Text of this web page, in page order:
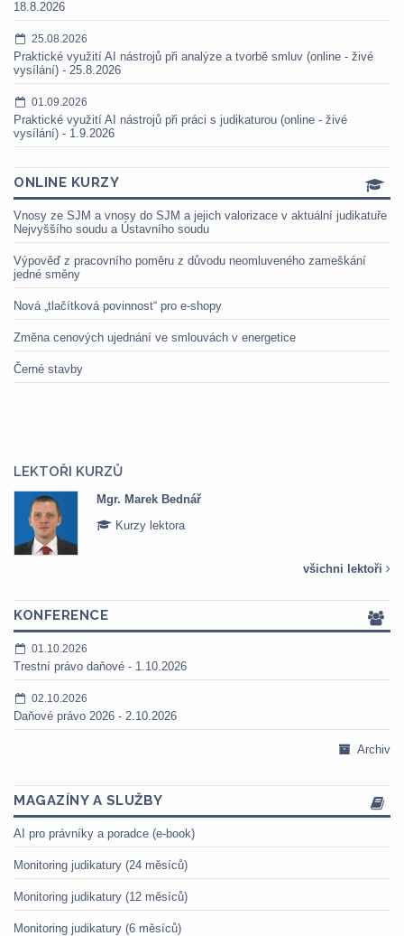
18.8.2026
25.08.2026
Praktické využití AI nástrojů při analýze a tvorbě smluv (online - živé
vysílání) - 25.8.2026
01.09.2026
Praktické využití AI nástrojů při práci s judikaturou (online - živé
vysílání) - 1.9.2026
ONLINE KURZY
Vnosy ze SJM a vnosy do SJM a jejich valorizace v aktuální judikatuře
Nejvyššího soudu a Ústavního soudu
Výpověď z pracovního poměru z důvodu neomluveného zameškání
jedné směny
Nová „tlačítková povinnost“ pro e-shopy
Změna cenových ujednání ve smlouvách v energetice
Černé stavby
LEKTOŘI KURZŮ
Mgr. Marek Bednář
Kurzy lektora
všichni lektoři
KONFERENCE
01.10.2026
Trestní právo daňové - 1.10.2026
02.10.2026
Daňové právo 2026 - 2.10.2026
Archiv
MAGAZÍNY A SLUŽBY
AI pro právníky a poradce (e-book)
Monitoring judikatury (24 měsíců)
Monitoring judikatury (12 měsíců)
Monitoring judikatury (6 měsíců)